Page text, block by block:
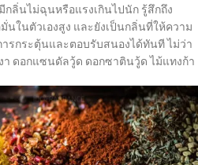
กลิ่นไม่ฉุนหรือแรงเกินไปนัก รู้สึกถึง
นในตัวเองสูง และยังเป็นกลิ่นที่ให้ความ
ารกระตุ้นและตอบรับสนองได้ทันที ไม่ว่า
า ดอกแซนดัลวู้ด ดอกซาตินวู้ด ไม้แทงก้า